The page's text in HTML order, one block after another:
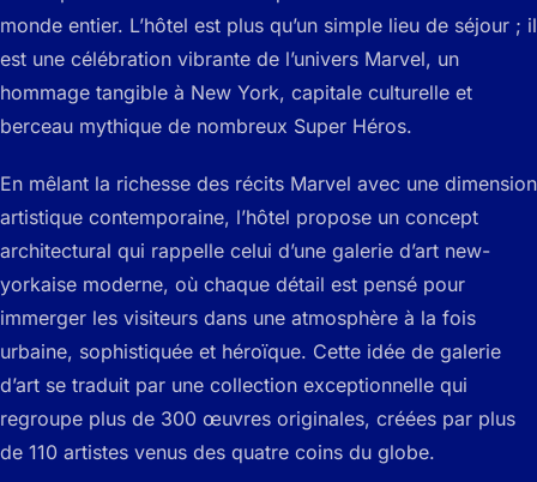
monde entier. L’hôtel est plus qu’un simple lieu de séjour ; il
est une célébration vibrante de l’univers Marvel, un
hommage tangible à New York, capitale culturelle et
berceau mythique de nombreux Super Héros.
En mêlant la richesse des récits Marvel avec une dimension
artistique contemporaine, l’hôtel propose un concept
architectural qui rappelle celui d’une galerie d’art new-
yorkaise moderne, où chaque détail est pensé pour
immerger les visiteurs dans une atmosphère à la fois
urbaine, sophistiquée et héroïque. Cette idée de galerie
d’art se traduit par une collection exceptionnelle qui
regroupe plus de 300 œuvres originales, créées par plus
de 110 artistes venus des quatre coins du globe.